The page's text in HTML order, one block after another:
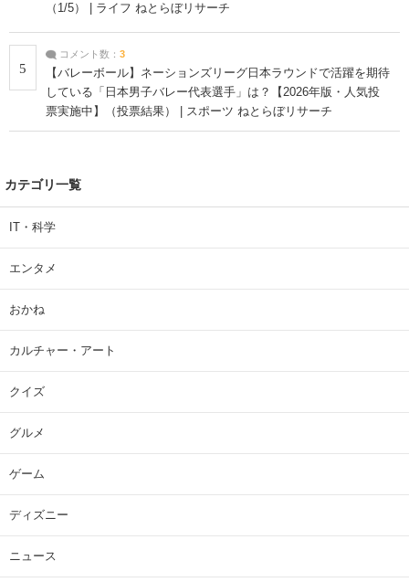
（1/5） | ライフ ねとらぼリサーチ
5
コメント数： 3
【バレーボール】ネーションズリーグ日本ラウンドで活躍を期待
している「日本男子バレー代表選手」は？【2026年版・人気投
票実施中】（投票結果） | スポーツ ねとらぼリサーチ
カテゴリ一覧
IT・科学
エンタメ
おかね
カルチャー・アート
クイズ
グルメ
ゲーム
ディズニー
ニュース